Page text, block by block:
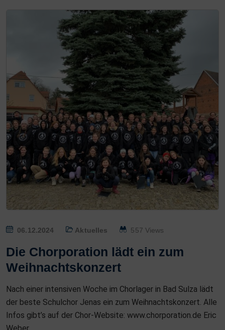
P
S
T
D
O
N
06.12.2024 Aktuelles 557 Views
Die Chorporation lädt ein zum
Weihnachtskonzert
Nach einer intensiven Woche im Chorlager in Bad Sulza lädt
der beste Schulchor Jenas ein zum Weihnachtskonzert. Alle
Infos gibt’s auf der Chor-Website: www.chorporation.de Eric